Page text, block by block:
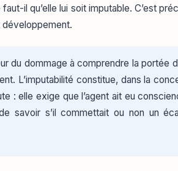
il qu’elle lui soit imputable. C’est
développement.
du dommage à comprendre la portée
L’imputabilité constitue, dans la
: elle exige que l’agent ait eu
savoir s’il commettait ou non un